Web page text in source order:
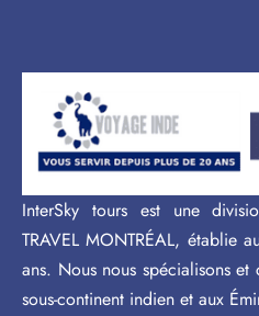
InterSky tours est une
TRAVEL MONTRÉAL, établie
ans. Nous nous spécialisons
sous-continent indien et aux